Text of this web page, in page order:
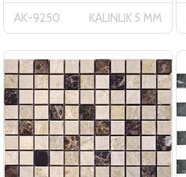
AK-9250 KALINLIK 5 MM